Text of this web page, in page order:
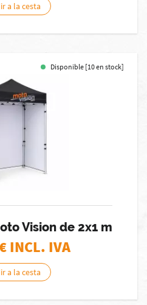
a la cesta
Disponible [10 en stock]
Vision de 2x1 m
INCL. IVA
a la cesta